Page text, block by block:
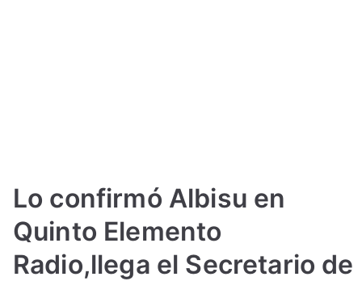
Lo confirmó Albisu en
Quinto Elemento
Radio,llega el Secretario de